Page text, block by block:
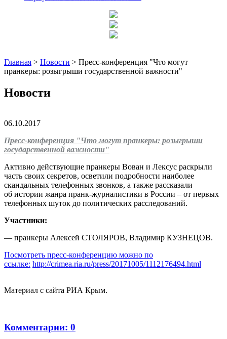
Главная > Новости > Пресс-конференция "Что могут
пранкеры: розыгрыши государственной важности"
Новости
06.10.2017
Пресс-конференция "Что могут пранкеры: розыгрыши
государственной важности"
Активно действующие пранкеры Вован и Лексус раскрыли
часть своих секретов, осветили подробности наиболее
скандальных телефонных звонков, а также рассказали
об истории жанра пранк-журналистики в России – от первых
телефонных шуток до политических расследований.
Участники:
— пранкеры Алексей СТОЛЯРОВ, Владимир КУЗНЕЦОВ.
Посмотреть пресс-конференцию можно по
ссылке: http://crimea.ria.ru/press/20171005/1112176494.html
Материал с сайта РИА Крым.
Комментарии: 0